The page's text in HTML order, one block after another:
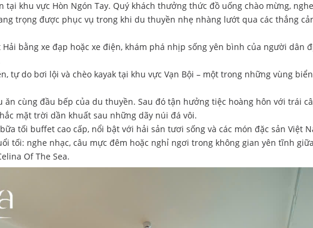
tại khu vực Hòn Ngón Tay. Quý khách thưởng thức đồ uống chào mừng,
trọng được phục vụ trong khi du thuyền nhẹ nhàng lướt qua các thắng
Hải bằng xe đạp hoặc xe điện, khám phá nhịp sống yên bình của người dân
tự do bơi lội và chèo kayak tại khu vực Vạn Bội – một trong những vùng
ăn cùng đầu bếp của du thuyền. Sau đó tận hưởng tiệc hoàng hôn với trái
mặt trời dần khuất sau những dãy núi đá vôi.
tối buffet cao cấp, nổi bật với hải sản tươi sống và các món đặc sản Việt
tối: nghe nhạc, câu mực đêm hoặc nghỉ ngơi trong không gian yên tĩnh
Of The Sea.